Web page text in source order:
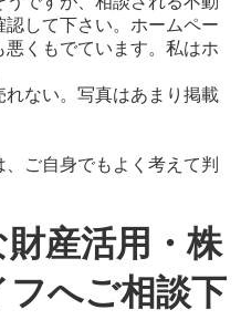
して下さい。ホームペー
くもでています。私はホ
ない。写真はあまり掲載
ご自身でもよく考えて判
産活用・株
へご相談下